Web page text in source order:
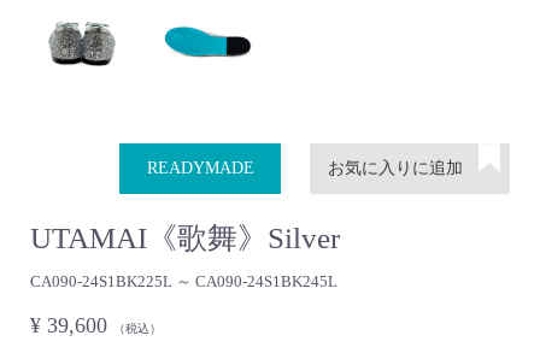
READYMADE
UTAMAI《歌舞》Silver
CA090-24S1BK225L ～ CA090-24S1BK245L
¥ 39,600 （税込）